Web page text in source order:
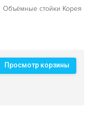
Объёмные стойки Корея
Просмотр корзины